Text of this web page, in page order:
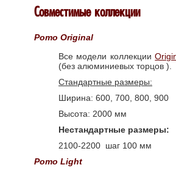
Совместимые коллекции
Рото Original
Все модели коллекции
(без алюминиевых торцов ).
Стандартные размеры:
Ширина: 600, 700, 800, 900
Высота: 2000 мм
Нестандартные размеры:
2100-2200 шаг 100 мм
Рото Light